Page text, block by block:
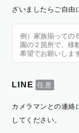
ざいましたらご自由
LINE
カメラマンとの連絡
してください。